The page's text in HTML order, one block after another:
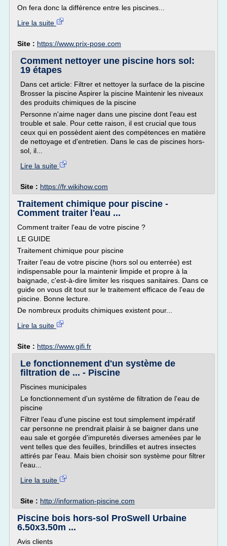
On fera donc la différence entre les piscines...
Lire la suite
Site : https://www.prix-pose.com
Comment nettoyer une piscine hors sol:
19 étapes
Dans cet article: Filtrer et nettoyer la surface de la piscine
Brosser la piscine Aspirer la piscine Maintenir les niveaux
des produits chimiques de la piscine
Personne n'aime nager dans une piscine dont l'eau est
trouble et sale. Pour cette raison, il est crucial que tous
ceux qui en possèdent aient des compétences en matière
de nettoyage et d'entretien. Dans le cas de piscines hors-
sol, il...
Lire la suite
Site : https://fr.wikihow.com
Traitement chimique pour piscine -
Comment traiter l'eau ...
Comment traiter l'eau de votre piscine ?
LE GUIDE
Traitement chimique pour piscine
Traiter l'eau de votre piscine (hors sol ou enterrée) est
indispensable pour la maintenir limpide et propre à la
baignade, c'est-à-dire limiter les risques sanitaires. Dans ce
guide on vous dit tout sur le traitement efficace de l'eau de
piscine. Bonne lecture.
De nombreux produits chimiques existent pour...
Lire la suite
Site : https://www.gifi.fr
Le fonctionnement d'un système de
filtration de ... - Piscine
Piscines municipales
Le fonctionnement d'un système de filtration de l'eau de
piscine
Filtrer l'eau d'une piscine est tout simplement impératif
car personne ne prendrait plaisir à se baigner dans une
eau sale et gorgée d'impuretés diverses amenées par le
vent telles que des feuilles, brindilles et autres insectes
attirés par l'eau. Mais bien choisir son système pour filtrer
l'eau...
Lire la suite
Site : http://information-piscine.com
Piscine bois hors-sol ProSwell Urbaine
6.50x3.50m ...
Avis clients